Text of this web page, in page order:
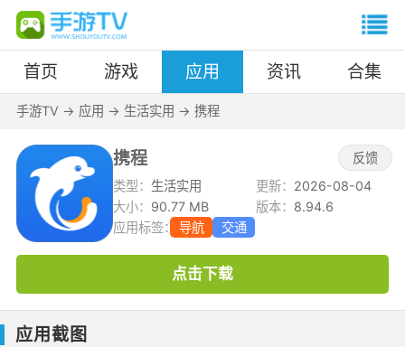
首页 游戏 应用 资讯 合集
手游TV -> 应用 -> 生活实用 -> 携程
携程
反馈
类型： 生活实用 更新： 2026-08-04
大小： 90.77 MB 版本： 8.94.6
应用标签：
导航 交通
点击下载
应用截图